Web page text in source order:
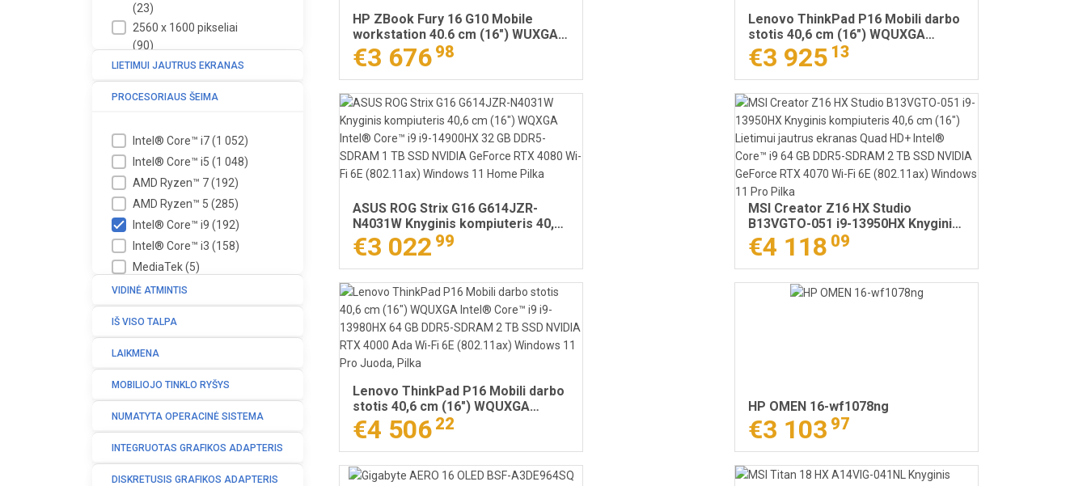
(23)
2560 x 1600 pikseliai
(90)
2880 x 1800 pikseliai(
3840 x 2400 pikseliai
(20)
LIETIMUI JAUTRUS EKRANAS
PROCESORIAUS ŠEIMA
Intel® Core™ i7(1 052)
Intel® Core™ i5(1 048)
AMD Ryzen™ 7(192)
AMD Ryzen™ 5(285)
Intel® Core™ i9(192)
Intel® Core™ i3(158)
MediaTek(5)
Qualcomm Snapdragon
(7)
Intel® Celeron® N
Intel® Core™2 Duo(1)
AMD A6(1)
VIDINĖ ATMINTIS
IŠ VISO TALPA
LAIKMENA
MOBILIOJO TINKLO RYŠYS
NUMATYTA OPERACINĖ SISTEMA
INTEGRUOTAS GRAFIKOS ADAPTERIS
DISKRETUSIS GRAFIKOS ADAPTERIS
HP ZBook Fury 16 G10 Mobile
workstation 40.6 cm (16") WUXGA
Intel® Core™ i9 i9-12950HX 32 GB
DDR5-SDRAM 1 TB SSD NVIDIA RTX
4000 Ada Wi-Fi 6E (802.11ax)
Windows 11 Pro Silver
€3 676 98
Lenovo ThinkPad P16 Mobili darbo
stotis 40,6 cm (16") WQUXGA
Intel® Core™ i9 i9-13980HX 64 GB
DDR5-SDRAM 1 TB SSD NVIDIA RTX
3500 Ada Wi-Fi 6E (802.11ax)
Windows 11 Pro Pilka, Juoda
€3 925 13
ASUS ROG Strix G16 G614JZR-
N4031W Knyginis kompiuteris 40,6
cm (16") WQXGA Intel® Core™ i9 i9-
14900HX 32 GB DDR5-SDRAM 1 TB
SSD NVIDIA GeForce RTX 4080 Wi-
Fi 6E (802.11ax) Windows 11 Home
Pilka
€3 022 99
MSI Creator Z16 HX Studio
B13VGTO-051 i9-13950HX Knyginis
kompiuteris 40,6 cm (16") Lietimui
jautrus ekranas Quad HD+ Intel®
Core™ i9 64 GB DDR5-SDRAM 2 TB
SSD NVIDIA GeForce RTX 4070 Wi-
Fi 6E (802.11ax) Windows 11 Pro
€4 118 09
Lenovo ThinkPad P16 Mobili darbo
stotis 40,6 cm (16") WQUXGA
Intel® Core™ i9 i9-13980HX 64 GB
DDR5-SDRAM 2 TB SSD NVIDIA RTX
4000 Ada Wi-Fi 6E (802.11ax)
Windows 11 Pro Juoda, Pilka
€4 506 22
HP OMEN 16-wf1078ng
€3 103 97